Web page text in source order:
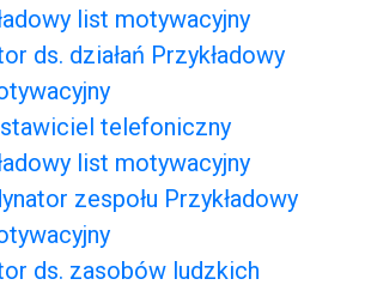
list motywacyjny
ds. działań Przykładowy
telefoniczny
list motywacyjny
zespołu Przykładowy
ds. zasobów ludzkich